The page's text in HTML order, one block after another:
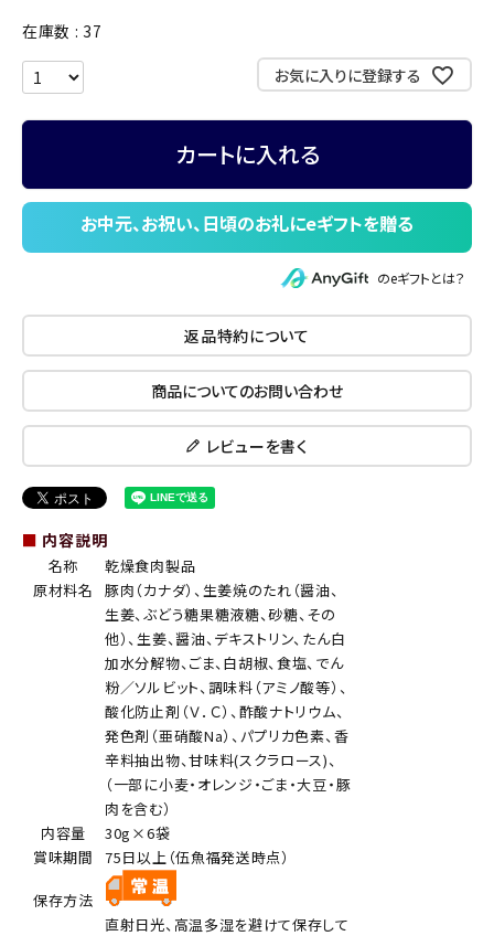
在庫数
37
お気に入りに登録する
カートに入れる
のeギフトとは？
返品特約について
商品についてのお問い合わせ
レビューを書く
■ 内容説明
名称
乾燥食肉製品
原材料名
豚肉（カナダ）、生姜焼のたれ（醤油、
生姜、ぶどう糖果糖液糖、砂糖、その
他）、生姜、醤油、デキストリン、たん白
加水分解物、ごま、白胡椒、食塩、でん
粉／ソルビット、調味料（アミノ酸等）、
酸化防止剤（Ｖ．Ｃ）、酢酸ナトリウム、
発色剤（亜硝酸Na）、パプリカ色素、香
辛料抽出物、甘味料(スクラロース)、
（一部に小麦・オレンジ・ごま・大豆・豚
肉を含む）
内容量
30g×6袋
賞味期間
75日以上（伍魚福発送時点）
保存方法
直射日光、高温多湿を避けて保存して